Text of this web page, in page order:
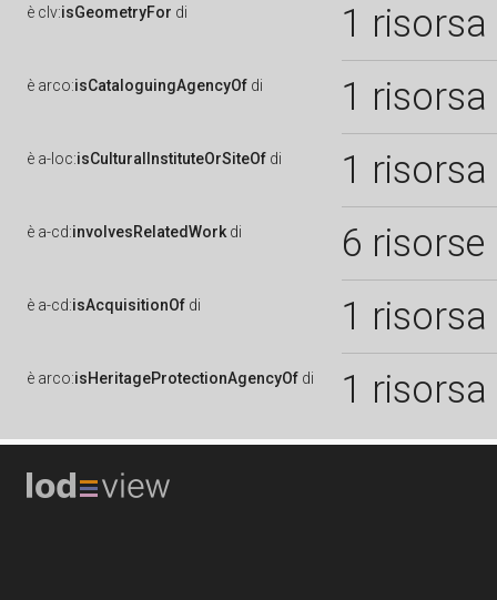
è clv:isGeometryFor di 1 risorsa
è arco:isCataloguingAgencyOf di 1 risorsa
è a-loc:isCulturalInstituteOrSiteOf di 1 risorsa
è a-cd:involvesRelatedWork di 6 risorse
è a-cd:isAcquisitionOf di 1 risorsa
è arco:isHeritageProtectionAgencyOf di 1 risorsa